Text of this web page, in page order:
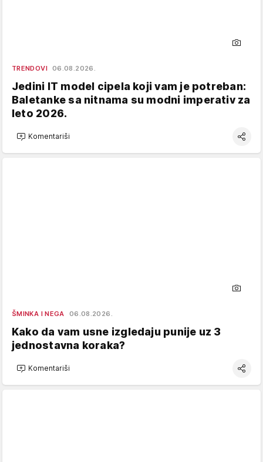
TRENDOVI 06.08.2026.
Jedini IT model cipela koji vam je potreban:
Baletanke sa nitnama su modni imperativ za
leto 2026.
Komentariši
ŠMINKA I NEGA 06.08.2026.
Kako da vam usne izgledaju punije uz 3
jednostavna koraka?
Komentariši